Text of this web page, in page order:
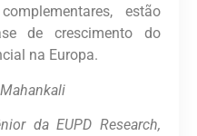
estão
de crescimento do
na Europa.
da EUPD Research,